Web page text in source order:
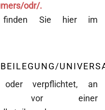
odr/.
finden Sie hier im
verpflichtet, an
vor einer